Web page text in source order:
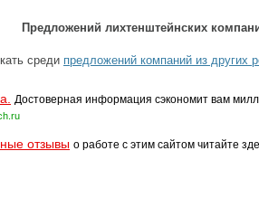
Предложений лихтенштейнских
среди предложений компаний из других
Достоверная информация сэкономит вам
отзывы о работе с этим сайтом читайте